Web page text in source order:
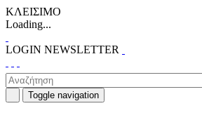
ΚΛΕΙΣΙΜΟ
Loading...
LOGIN NEWSLETTER
Toggle navigation